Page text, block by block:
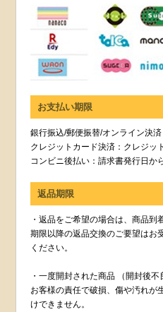
お支払い期限
銀行振込/郵便振替/オンライン決
クレジットカード決済：クレジッ
コンビニ後払い：請求書発行日か
返品期限
・返品をご希望の場合は、商品到
期限以降の返品交換のご要望はお
ください。
・一度開封された商品 （開封後不
お客様の責任で破損、傷や汚れが
けできません。